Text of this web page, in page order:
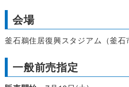
会場
釜石鵜住居復興スタジアム（釜石
一般前売指定